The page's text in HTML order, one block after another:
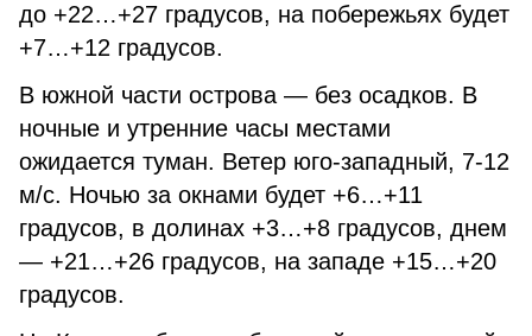
до +22…+27 градусов, на побережьях будет
+7…+12 градусов.
В южной части острова — без осадков. В
ночные и утренние часы местами
ожидается туман. Ветер юго-западный, 7-12
м/с. Ночью за окнами будет +6…+11
градусов, в долинах +3…+8 градусов, днем
— +21…+26 градусов, на западе +15…+20
градусов.